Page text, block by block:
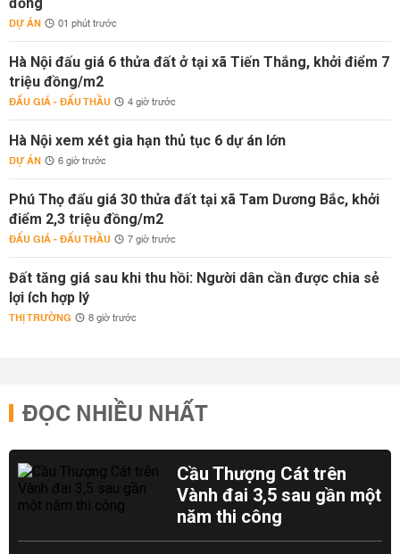
DỰ ÁN 01 phút trước
Hà Nội đấu giá 6 thửa đất ở tại xã Tiến Thắng, khởi điểm 7
triệu đồng/m2
ĐẤU GIÁ - ĐẤU THẦU 4 giờ trước
Hà Nội xem xét gia hạn thủ tục 6 dự án lớn
DỰ ÁN 6 giờ trước
Phú Thọ đấu giá 30 thửa đất tại xã Tam Dương Bắc, khởi
điểm 2,3 triệu đồng/m2
ĐẤU GIÁ - ĐẤU THẦU 7 giờ trước
Đất tăng giá sau khi thu hồi: Người dân cần được chia sẻ
lợi ích hợp lý
THỊ TRƯỜNG 8 giờ trước
ĐỌC NHIỀU NHẤT
Cầu Thượng Cát trên
Vành đai 3,5 sau gần một
năm thi công